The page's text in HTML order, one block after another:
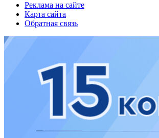
Реклама на сайте
Карта сайта
Обратная связь